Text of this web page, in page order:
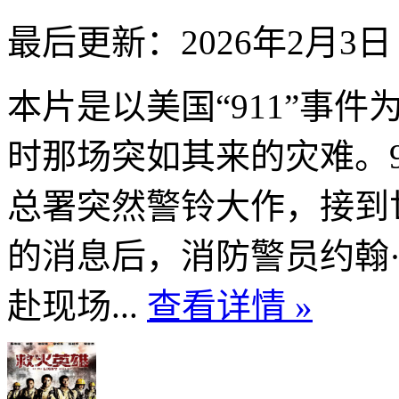
最后更新：2026年2月3日
本片是以美国“911”事件
时那场突如其来的灾难
总署突然警铃大作，接
的消息后，消防警员约
赴现场... 查看详情 »